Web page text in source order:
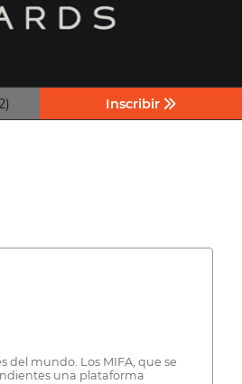
Inscribir
del mundo. Los MIFA, que se
una plataforma